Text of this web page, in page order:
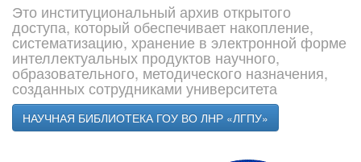
Это институциональный архив открытого
доступа, который обеспечивает накопление,
систематизацию, хранение в электронной форме
интеллектуальных продуктов научного,
образовательного, методического назначения,
созданных сотрудниками университета
НАУЧНАЯ БИБЛИОТЕКА ГОУ ВО ЛНР «ЛГПУ»